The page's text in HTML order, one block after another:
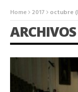
Home 2017 octubre